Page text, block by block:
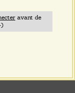
avant de
)